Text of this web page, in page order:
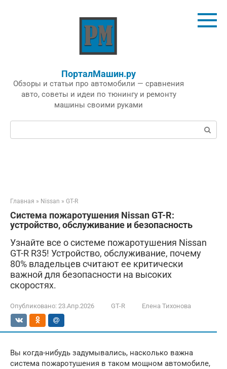
ПорталМашин.ру
Обзоры и статьи про автомобили — сравнения
авто, советы и идеи по тюнингу и ремонту
машины своими руками
Поиск:
Главная » Nissan » GT-R
Система пожаротушения Nissan GT-R:
устройство, обслуживание и безопасность
Узнайте все о системе пожаротушения Nissan
GT-R R35! Устройство, обслуживание, почему
80% владельцев считают ее критически
важной для безопасности на высоких
скоростях.
Опубликовано: 23.Апр.2026 GT-R Елена Тихонова
Вы когда-нибудь задумывались, насколько важна
система пожаротушения в таком мощном автомобиле,